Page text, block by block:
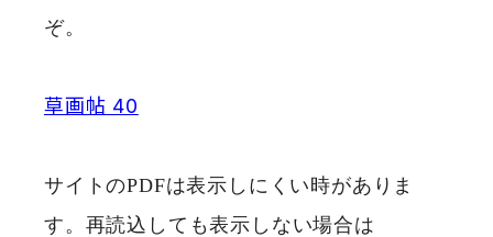
ぞ。
草画帖 40
サイトのPDFは表示しにくい時がありま
す。再読込しても表示しない場合は